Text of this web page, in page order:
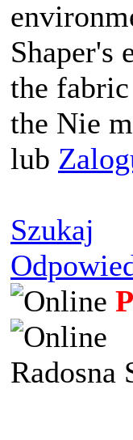
Shaper's
the
the Nie
lub
Szukaj
Radosna